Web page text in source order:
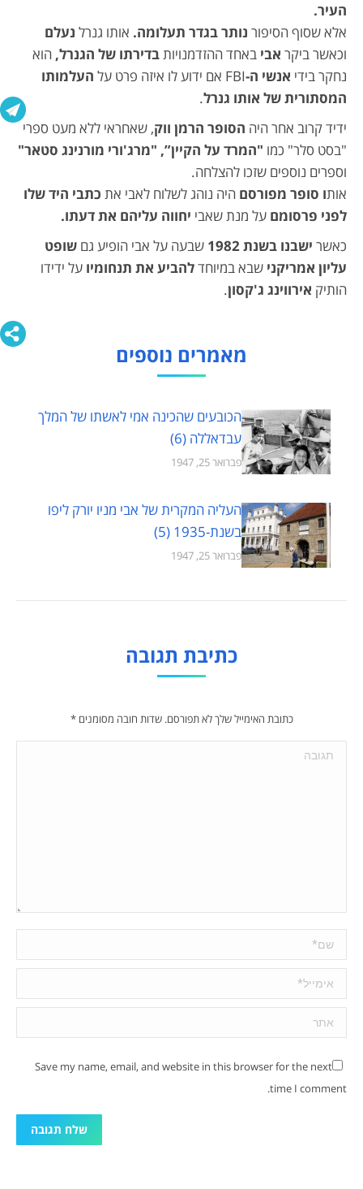
העיר.
אלא שסוף הסיפור נותר בגדר תעלומה. אותו גנרל נעלם
וכאשר ביקר אבי באחד ההזדמנויותבדירתו של הגנרל, הוא
נחקר בידי אנשי ה-FBI אם ידוע לו איזה פרט על
העלמותו
המסתורית של אותו גנרל.
ידיד קרוב אחר היה הסופר הרמן ווק, שאחראי ללא מעט ספרי
"בסט סלר" כמו "המרד על הקיין”, "מרג'ורי מורנינג סטאר"
וספרים נוספים שזכו להצלחה.
אותו סופר מפורסם היה נוהג לשלוח לאבי את כתבי היד שלו
לפני פרסומם על מנת שאבי יחווה עליהם את דעתו.
כאשר ישבנו בשנת 1982 שבעה על אבי הופיע גם שופט
עליון אמריקני שבא במיוחדלהביע את תנחומיו על ידידו
הותיק אירווינג ג'קסון.
מאמרים נוספים
הכובעים שהכינה אמי לאשתו של המלך
עבדאללה (6)
פברואר 25, 1947
העליה המקרית של אבי מניו יורק ליפו
בשנת-1935 (5)
פברואר 25, 1947
כתיבת תגובה
כתובת האימייל שלך לא תפורסם. שדות חובה מסומנים*
תגובה
שם *
אימייל *
אתר
Save my name, email, and website in this browser for the next
time I comment.
שלח תגובה